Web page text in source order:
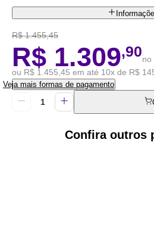
R$ 1.455,45
R$ 1.309,90no
ou R$ 1.455,45 em até 10x de R$
Veja mais formas de pagamento
Confira outros